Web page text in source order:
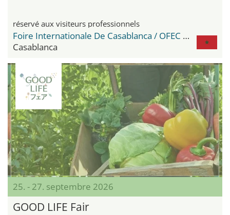
réservé aux visiteurs professionnels
Foire Internationale De Casablanca / OFEC Expo Center
Casablanca
25. - 27. septembre 2026
GOOD LIFE Fair